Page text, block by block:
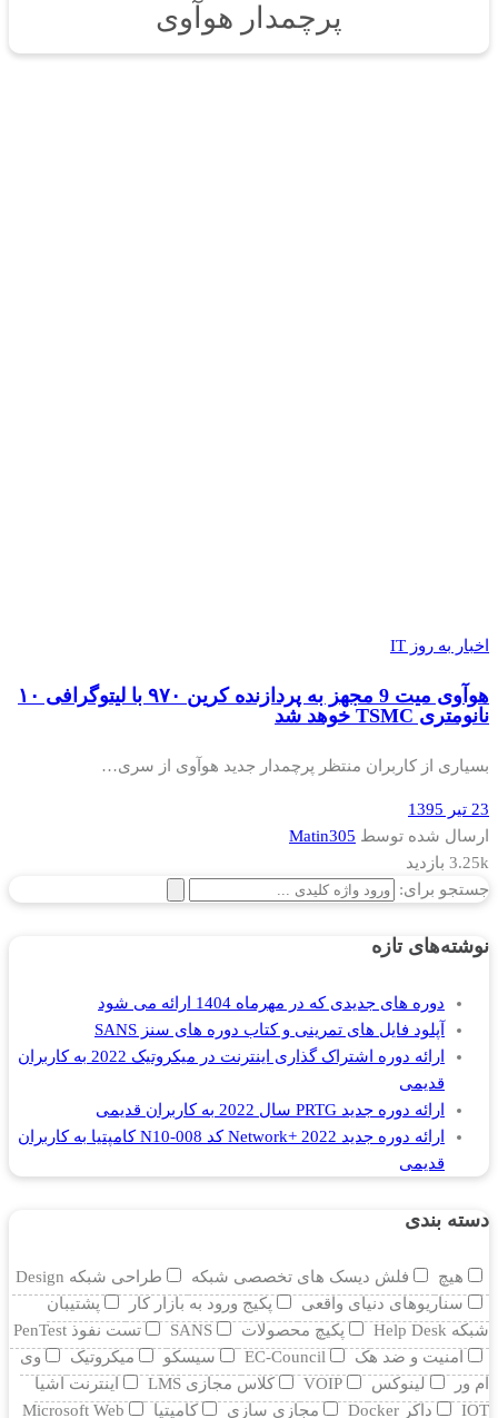
پرچمدار هوآوی
اخبار به روز IT
هوآوی میت 9 مجهز به پردازنده کرین ۹۷۰ با لیتوگرافی ۱۰
نانومتری TSMC خوهد شد
بسیاری از کاربران منتظر پرچمدار جدید هوآوی از سری…
23 تیر 1395
ارسال شده توسط Matin305
3.25k بازدید
جستجو برای:
نوشته‌های تازه
دوره های جدیدی که در مهرماه 1404 ارائه می شود
آپلود فایل های تمرینی و کتاب دوره های سنز SANS
ارائه دوره اشتراک گذاری اینترنت در میکروتیک 2022 به کاربران
قدیمی
ارائه دوره جدید PRTG سال 2022 به کاربران قدیمی
ارائه دوره جدید Network+ 2022 کد N10-008 کامپتیا به کاربران
قدیمی
دسته بندی
هیچ فلش دیسک های تخصصی شبکه
طراحی شبکه Design
سناریوهای دنیای واقعی
پکیج ورود به بازار کار
پشتیبان
شبکه Help Desk
پکیچ محصولات SANS
تست نفوذ PenTest
امنیت و ضد هک
EC-Council سیسکو میکروتیک
وی
ام ور
لینوکس VOIP کلاس مجازی LMS
اینترنت اشیا
IOT
داکر Docker مجازی سازی کامپتیا
Microsoft Web